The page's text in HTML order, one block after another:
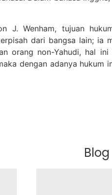
J. Wenham, tujuan
dari bangsa lain; ia
orang non-Yahudi, hal
dengan adanya